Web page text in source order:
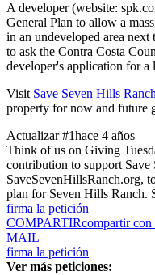
A developer (website:
General Plan to allow a
in an undeveloped area
to ask the Contra Costa
developer's application for a
Visit Save Seven Hills
property for now and future
Actualizar #1hace 4 años
Think of us on Giving
contribution to support
SaveSevenHillsRanch.org,
plan for Seven Hills Ranch.
firma la petición
COMPARTIRcompartir con
MAIL
firma la petición
Ver más peticiones: